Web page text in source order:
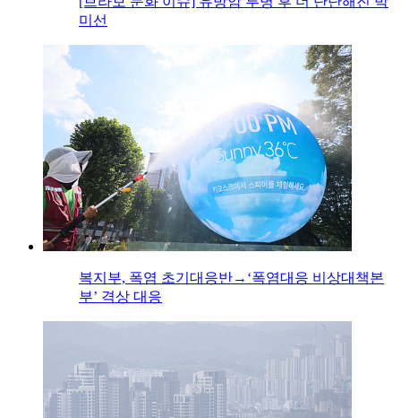
미선
복지부, 폭염 초기대응반→‘폭염대응 비상대책본
부’ 격상 대응